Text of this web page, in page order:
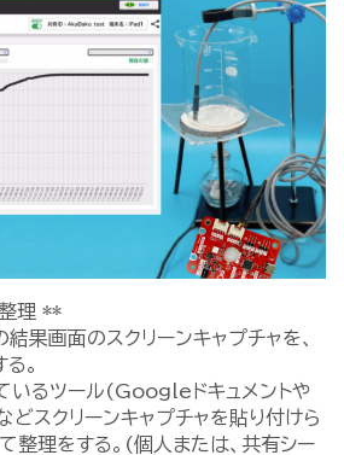
理 **
画面のスクリーンキャプチャを、
。
いるツール(Googleドキュメントや
クリーンキャプチャを貼り付けら
整理をする。(個人または、共有シー